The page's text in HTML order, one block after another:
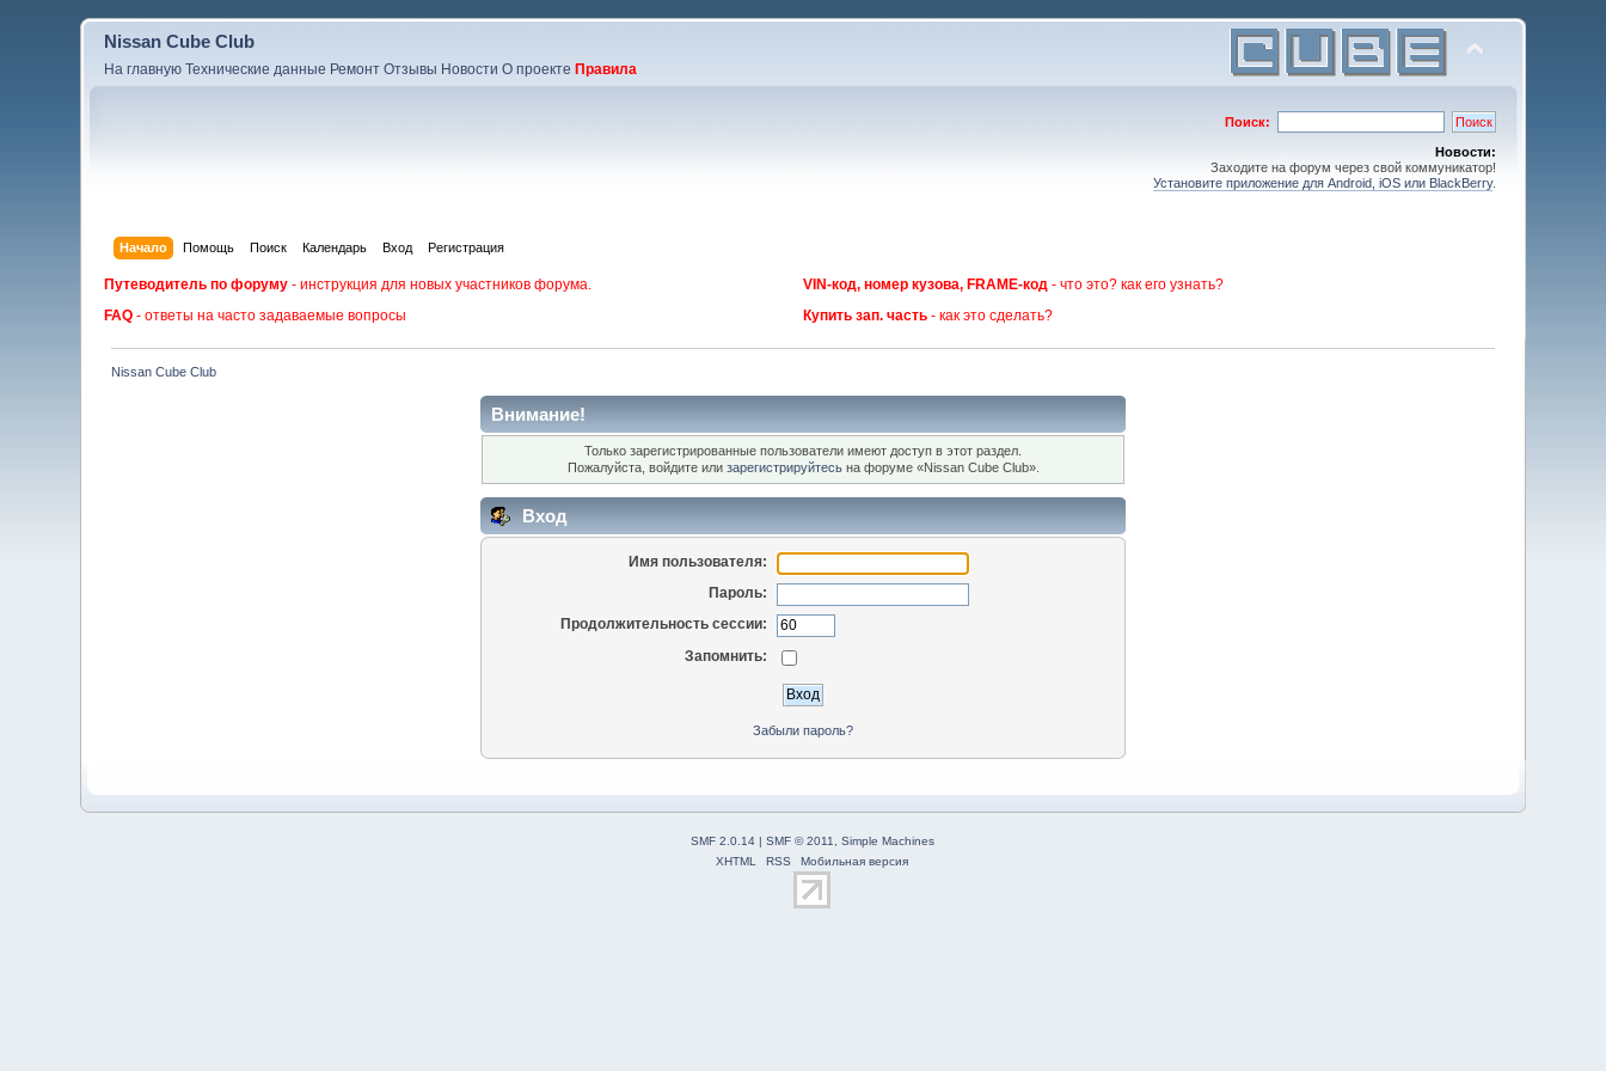
Nissan Cube Club
На главную Технические данные Ремонт Отзывы Новости О проекте Правила
Поиск:
Новости:
Заходите на форум через свой коммуникатор!
Установите приложение для Android, iOS или BlackBerry.
Начало Помощь Поиск Календарь Вход Регистрация
Путеводитель по форуму - инструкция для новых участников форума. VIN-код, номер кузова, FRAME-код - что это? как его узнать?
FAQ - ответы на часто задаваемые вопросы Купить зап. часть - как это сделать?
Nissan Cube Club
Внимание!
Только зарегистрированные пользователи имеют доступ в этот раздел.
Пожалуйста, войдите или зарегистрируйтесьна форуме «Nissan Cube Club».
Вход
Имя пользователя:
Пароль:
Продолжительность сессии:
Запомнить:
Забыли пароль?
SMF 2.0.14| SMF © 2011
Simple Machines
XHTML
RSS Мобильная версия